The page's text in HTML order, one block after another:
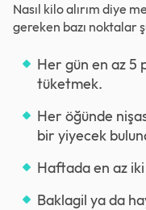
Nasıl kilo alırım diye
gereken bazı noktalar
Her gün en az 5
tüketmek.
Her öğünde
bir yiyecek
Haftada en az iki
Baklagil ya da